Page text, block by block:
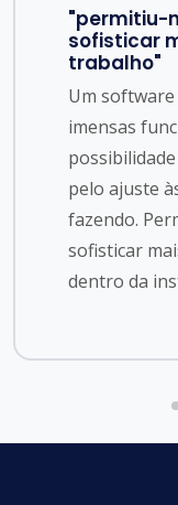
"permitiu-
sofisticar
trabalho"
Um
imensas
pelo ajuste
fazendo.
sofisticar
dentro da